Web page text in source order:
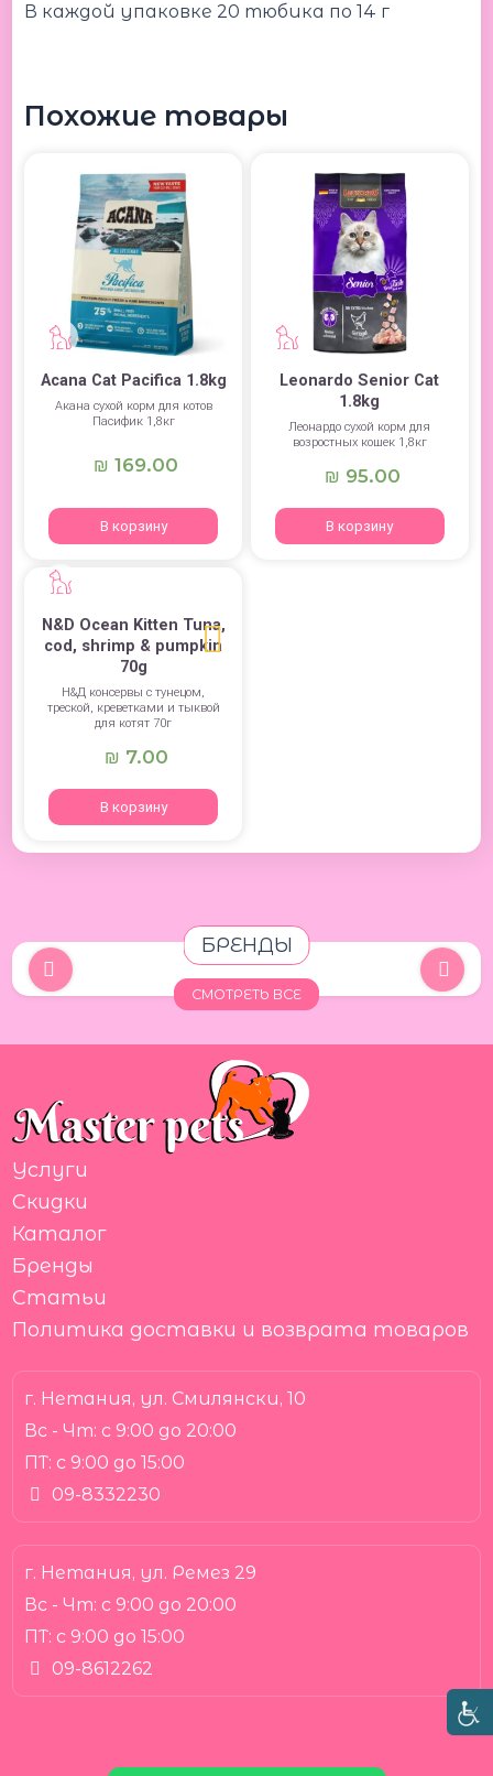
В каждой упаковке 20 тюбика по 14 г
Похожие товары
Acana Cat Pacifica 1.8kg
Акана сухой корм для котов
Пасифик 1,8кг
₪ 169.00
В корзину
Leonardo Senior Cat
1.8kg
Леонардо сухой корм для
возростных кошек 1,8кг
₪ 95.00
В корзину
N&D Ocean Kitten Tuna,
cod, shrimp & pumpkin
70g
Н&Д консервы с тунецом,
треской, креветками и тыквой
для котят 70г
₪ 7.00
В корзину
БРЕНДЫ
СМОТРЕТЬ ВСЕ
г. Нетания, ул. Смилянски, 10
Вс - Чт: с 9:00 до 20:00
ПТ: с 9:00 до 15:00
09-8332230
г. Нетания, ул. Ремез 29
Вс - Чт: с 9:00 до 20:00
ПТ: с 9:00 до 15:00
09-8612262
Услуги
Скидки
Каталог
Бренды
Статьи
Политика доставки и возврата товаров